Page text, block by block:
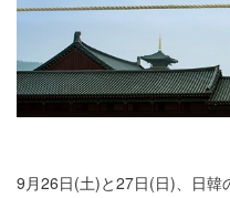
9月26日(土)と27日(日)、日韓